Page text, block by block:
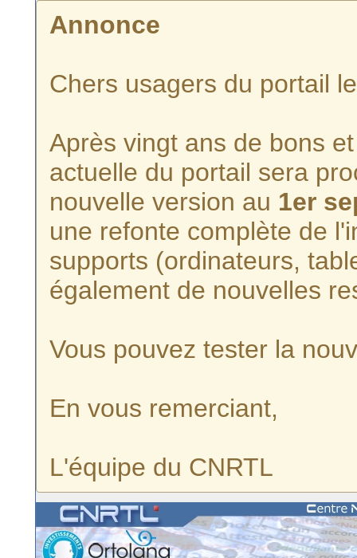
Annonce
Chers usagers du portail
Après vingt ans de bons
actuelle du portail sera
nouvelle version au 1er
une refonte complète de
supports (ordinateurs,
également de nouvelles
Vous pouvez tester la
En vous remerciant,
L'équipe du CNRTL